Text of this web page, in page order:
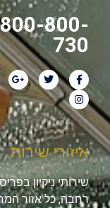
800-
730
איזורי שירות
שירותי ניקיון
רחבה, כל אזור